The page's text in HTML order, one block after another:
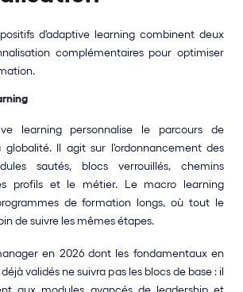
d'adaptive learning combinent deux
complémentaires pour optimiser
learning personnalise le parcours de
globalité. Il agit sur l'ordonnancement des
sautés, blocs verrouillés, chemins
profils et le métier. Le macro learning
de formation longs, où tout le
de suivre les mêmes étapes.
en 2026 dont les fondamentaux en
validés ne suivra pas les blocs de base : il